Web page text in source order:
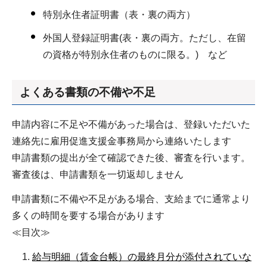
特別永住者証明書（表・裏の両方）
外国人登録証明書(表・裏の両方。ただし、在留
の資格が特別永住者のものに限る。) など
よくある書類の不備や不足
申請内容に不足や不備があった場合は、登録いただいた
連絡先に雇用促進支援金事務局から連絡いたします
申請書類の提出が全て確認できた後、審査を行います。
審査後は、申請書類を一切返却しません
申請書類に不備や不足がある場合、支給までに通常より
多くの時間を要する場合があります
≪目次≫
給与明細（賃金台帳）の最終月分が添付されていな